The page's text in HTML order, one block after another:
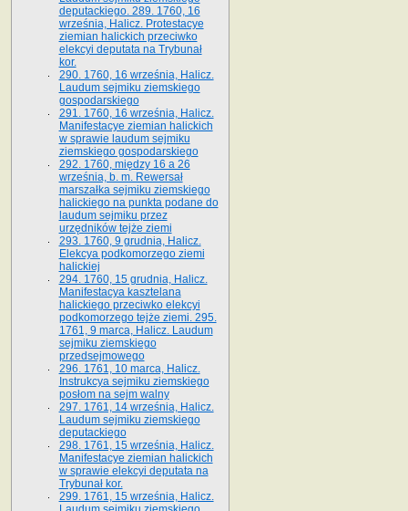
deputackiego. 289. 1760, 16
września, Halicz. Protestacye
ziemian halickich przeciwko
elekcyi deputata na Trybunał
kor.
290. 1760, 16 września, Halicz.
Laudum sejmiku ziemskiego
gospodarskiego
291. 1760, 16 września, Halicz.
Manifestacye ziemian halickich
w sprawie laudum sejmiku
ziemskiego gospodarskiego
292. 1760, między 16 a 26
września, b. m. Rewersał
marszałka sejmiku ziemskiego
halickiego na punkta podane do
laudum sejmiku przez
urzędników tejże ziemi
293. 1760, 9 grudnia, Halicz.
Elekcya podkomorzego ziemi
halickiej
294. 1760, 15 grudnia, Halicz.
Manifestacya kasztelana
halickiego przeciwko elekcyi
podkomorzego tejże ziemi. 295.
1761, 9 marca, Halicz. Laudum
sejmiku ziemskiego
przedsejmowego
296. 1761, 10 marca, Halicz.
Instrukcya sejmiku ziemskiego
posłom na sejm walny
297. 1761, 14 września, Halicz.
Laudum sejmiku ziemskiego
deputackiego
298. 1761, 15 września, Halicz.
Manifestacye ziemian halickich
w sprawie elekcyi deputata na
Trybunał kor.
299. 1761, 15 września, Halicz.